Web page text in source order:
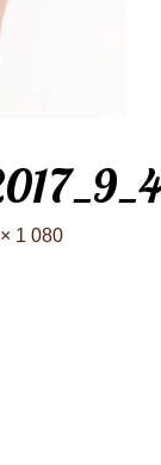
1 080